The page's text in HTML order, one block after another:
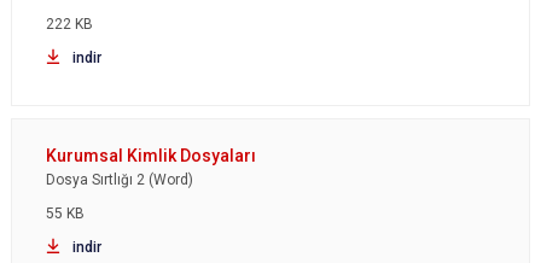
222 KB
indir
Dosya Sırtlığı 2 (Word)
55 KB
indir